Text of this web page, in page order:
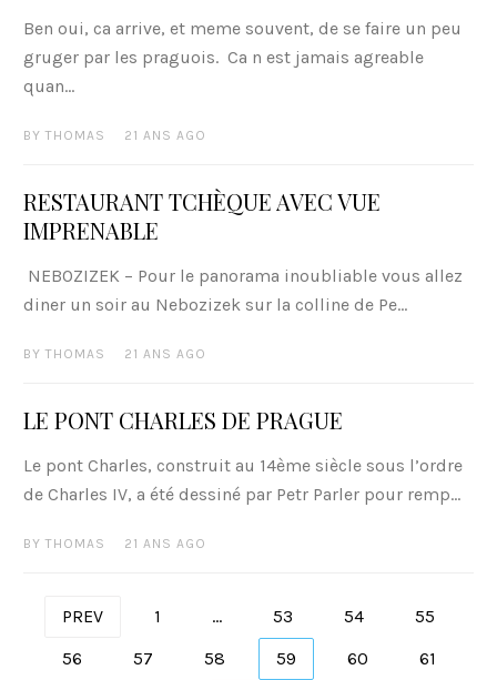
Ben oui, ca arrive, et meme souvent, de se faire un peu
gruger par les praguois. Ca n est jamais agreable
quan...
BYTHOMAS 21 ANS AGO
RESTAURANT TCHÈQUE AVEC VUE
IMPRENABLE
NEBOZIZEK – Pour le panorama inoubliable vous allez
diner un soir au Nebozizek sur la colline de Pe...
BYTHOMAS 21 ANS AGO
LE PONT CHARLES DE PRAGUE
Le pont Charles, construit au 14ème siècle sous l’ordre
de Charles IV, a été dessiné par Petr Parler pour remp...
BYTHOMAS 21 ANS AGO
PREV 1 … 53 54
55
56
57 58 59 60
61